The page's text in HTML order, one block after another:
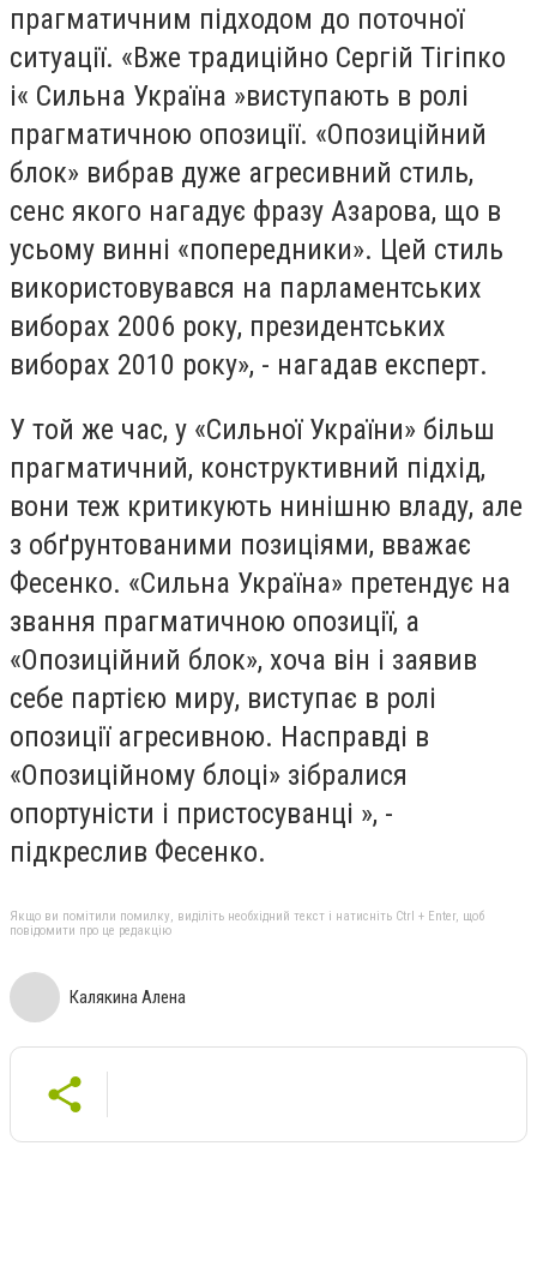
прагматичним підходом до поточної
ситуації. «Вже традиційно Сергій Тігіпко
і« Сильна Україна »виступають в ролі
прагматичною опозиції. «Опозиційний
блок» вибрав дуже агресивний стиль,
сенс якого нагадує фразу Азарова, що в
усьому винні «попередники». Цей стиль
використовувався на парламентських
виборах 2006 року, президентських
виборах 2010 року», - нагадав експерт.
У той же час, у «Сильної України» більш
прагматичний, конструктивний підхід,
вони теж критикують нинішню владу, але
з обґрунтованими позиціями, вважає
Фесенко. «Сильна Україна» претендує на
звання прагматичною опозиції, а
«Опозиційний блок», хоча він і заявив
себе партією миру, виступає в ролі
опозиції агресивною. Насправді в
«Опозиційному блоці» зібралися
опортуністи і пристосуванці », -
підкреслив Фесенко.
Якщо ви помітили помилку, виділіть необхідний текст і натисніть Ctrl + Enter, щоб
повідомити про це редакцію
Калякина Алена